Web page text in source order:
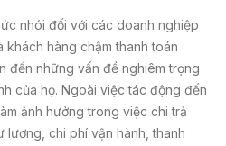
nhói đối với các doanh nghiệp
khách hàng chậm thanh toán
đến những vấn đề nghiêm trọng
của họ. Ngoài việc tác động đến
ảnh hưởng trong việc chi trả
lương, chi phí vận hành, thanh